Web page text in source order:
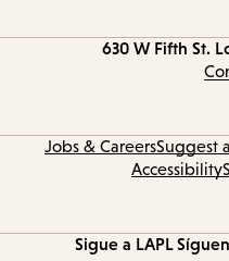
630 W Fifth St.
Jobs & CareersSuggest
Accessibility
Sigue a LAPL